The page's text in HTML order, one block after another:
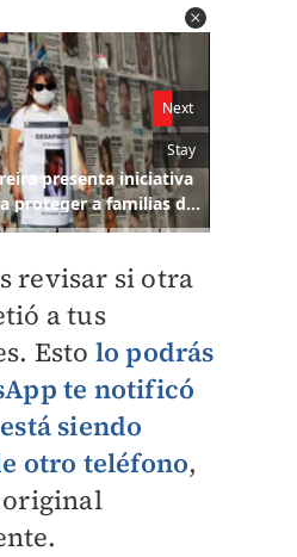
revisar si otra
a tus
Esto lo podrás
te notificó
siendo
otro teléfono,
original